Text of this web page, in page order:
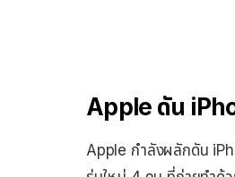
Apple ดัน
Apple กำลังผลักดัน